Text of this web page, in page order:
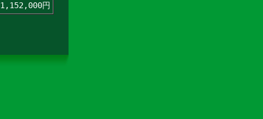
1,152,000円